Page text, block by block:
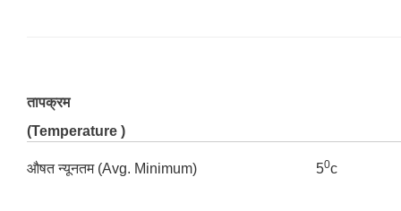
तापक्रम
(Temperature )
‌औषत न्यूनतम (Avg. Minimum) 50c